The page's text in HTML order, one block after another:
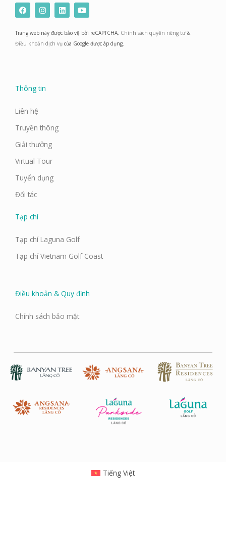
F
a
c
b
o
I
n
s
a
g
L
i
n
k
e
d
Y
o
u
t
u
b
Trang web này được bảo vệ bởi reCAPTCHA, Chính sách quyền riêng tư &
Điều khoản dịch vụ của Google được áp dụng.
Thông tin
Liên hệ
Truyền thông
Giải thưởng
Virtual Tour
Tuyển dụng
Đối tác
Tạp chí
Tạp chí Laguna Golf
Tạp chí Vietnam Golf Coast
Điều khoản & Quy định
Chính sách bảo mật
Tiếng Việt